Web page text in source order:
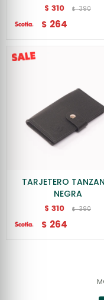
$ 310 $ 390
$ 264
TARJETERO
NEGRA
$ 310 $ 390
$ 264